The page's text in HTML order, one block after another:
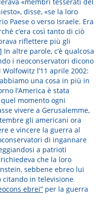
disse, «se la loro
Paese o verso Israele. Era
c’era così tanto di ciò
riflettere più gli
In altre parole, c’è qualcosa
i neoconservatori dicono
l’11 aprile 2002:
una cosa in più in
l’America è stata
momento ogni
vivere a Gerusalemme,
gli americani ora
e vincere la guerra al
di ingannare
a patrioti
che la loro
sebbene ebreo lui
citando in televisione
ebrei” per la guerra